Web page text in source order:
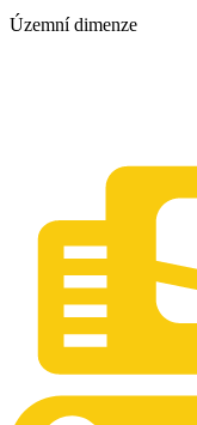
Územní dimenze